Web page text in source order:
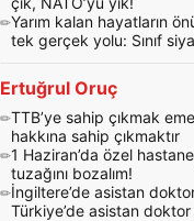
Yarım kalan hayatların
tek gerçek yolu: Sınıf
Ertuğrul Oruç
TTB’ye sahip çıkmak
hakkına sahip çıkmaktır
1 Haziran’da özel
tuzağını bozalım!
İngiltere’de asistan
Türkiye’de asistan